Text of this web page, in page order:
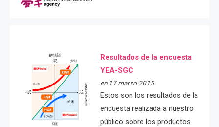
Resultados de la encuesta
YEA-SGC
en 17 marzo 2015
Estos son los resultados de la
encuesta realizada a nuestro
público sobre los productos